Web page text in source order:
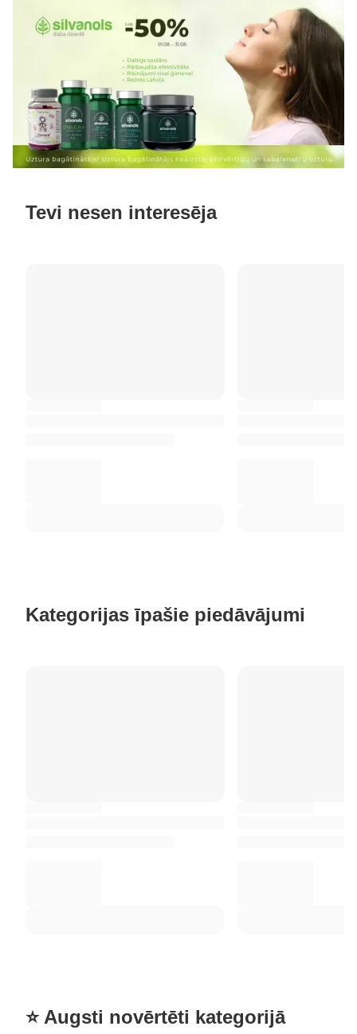
Tevi nesen interesēja
Kategorijas īpašie piedāvājumi
⭐ Augsti novērtēti kategorijā